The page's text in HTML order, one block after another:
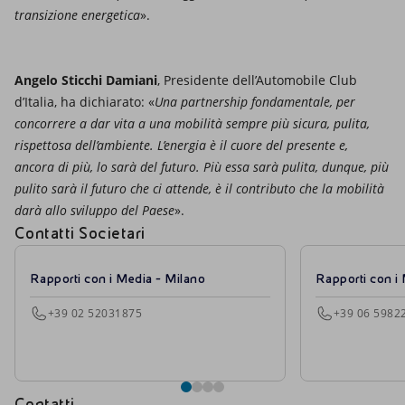
transizione energetica».
Angelo Sticchi Damiani, Presidente dell’Automobile Club
d’Italia, ha dichiarato: «Una partnership fondamentale, per
concorrere a dar vita a una mobilità sempre più sicura, pulita,
rispettosa dell’ambiente. L’energia è il cuore del presente e,
ancora di più, lo sarà del futuro. Più essa sarà pulita, dunque, più
pulito sarà il futuro che ci attende, è il contributo che la mobilità
darà allo sviluppo del Paese».
Contatti Societari
Rapporti con i Media - Milano
+39 02 52031875
Rapporti con i
+39 06